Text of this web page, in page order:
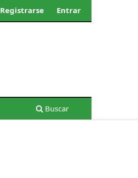
Buscar
Registrarse Entrar